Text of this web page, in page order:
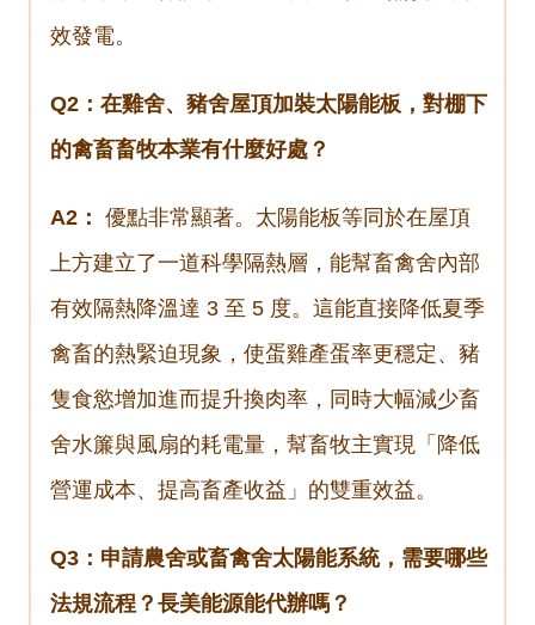
效發電。
Q2：在雞舍、豬舍屋頂加裝太陽能板，對棚下
的禽畜畜牧本業有什麼好處？
A2： 優點非常顯著。太陽能板等同於在屋頂
上方建立了一道科學隔熱層，能幫畜禽舍內部
有效隔熱降溫達 3 至 5 度。這能直接降低夏季
禽畜的熱緊迫現象，使蛋雞產蛋率更穩定、豬
隻食慾增加進而提升換肉率，同時大幅減少畜
舍水簾與風扇的耗電量，幫畜牧主實現「降低
營運成本、提高畜產收益」的雙重效益。
Q3：申請農舍或畜禽舍太陽能系統，需要哪些
法規流程？長美能源能代辦嗎？